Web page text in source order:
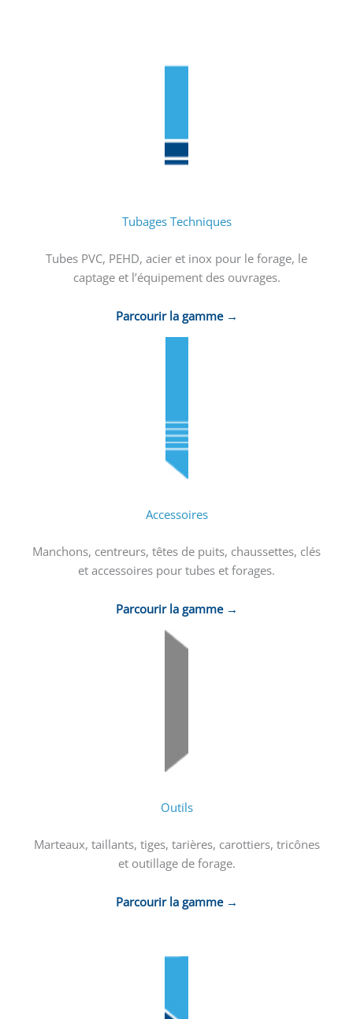
Tubages Techniques
Tubes PVC, PEHD, acier et inox pour le forage, le
captage et l’équipement des ouvrages.
Parcourir la gamme →
Accessoires
Manchons, centreurs, têtes de puits, chaussettes, clés
et accessoires pour tubes et forages.
Parcourir la gamme →
Outils
Marteaux, taillants, tiges, tarières, carottiers, tricônes
et outillage de forage.
Parcourir la gamme →